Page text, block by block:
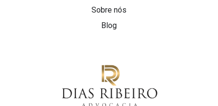
Sobre nós
Blog